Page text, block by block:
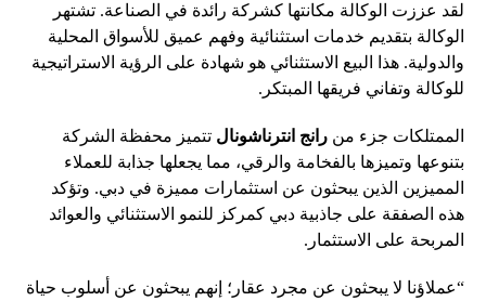
لقد عززت الوكالة مكانتها كشركة رائدة في الصناعة. تشتهر
الوكالة بتقديم خدمات استثنائية وفهم عميق للأسواق المحلية
والدولية. هذا البيع الاستثنائي هو شهادة على الرؤية الاستراتيجية
للوكالة وتفاني فريقها المبتكر.
الممتلكات جزء من رانج انترناشونال تتميز محفظة الشركة
بتنوعها وتميزها بالفخامة والرقي، مما يجعلها جذابة للعملاء
المميزين الذين يبحثون عن استثمارات مميزة في دبي. وتؤكد
هذه الصفقة على جاذبية دبي كمركز للنمو الاستثنائي والعوائد
المربحة على الاستثمار.
“عملاؤنا لا يبحثون عن مجرد عقار؛ إنهم يبحثون عن أسلوب حياة